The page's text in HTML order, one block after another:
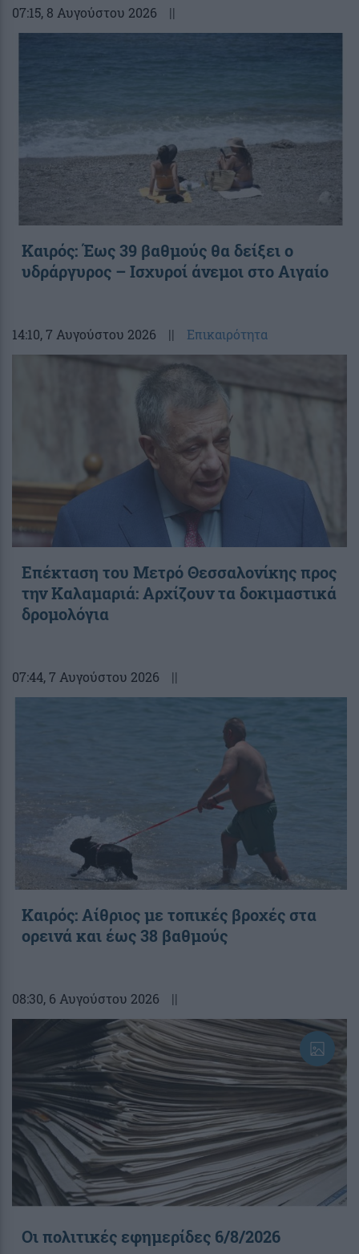
07:15, 8 Αυγούστου 2026 ||
Καιρός: Έως 39 βαθμούς θα δείξει ο
υδράργυρος – Ισχυροί άνεμοι στο Αιγαίο
14:10, 7 Αυγούστου 2026 || Επικαιρότητα
Επέκταση του Μετρό Θεσσαλονίκης προς
την Καλαμαριά: Αρχίζουν τα δοκιμαστικά
δρομολόγια
07:44, 7 Αυγούστου 2026 ||
Καιρός: Αίθριος με τοπικές βροχές στα
ορεινά και έως 38 βαθμούς
08:30, 6 Αυγούστου 2026 ||
Οι πολιτικές εφημερίδες 6/8/2026